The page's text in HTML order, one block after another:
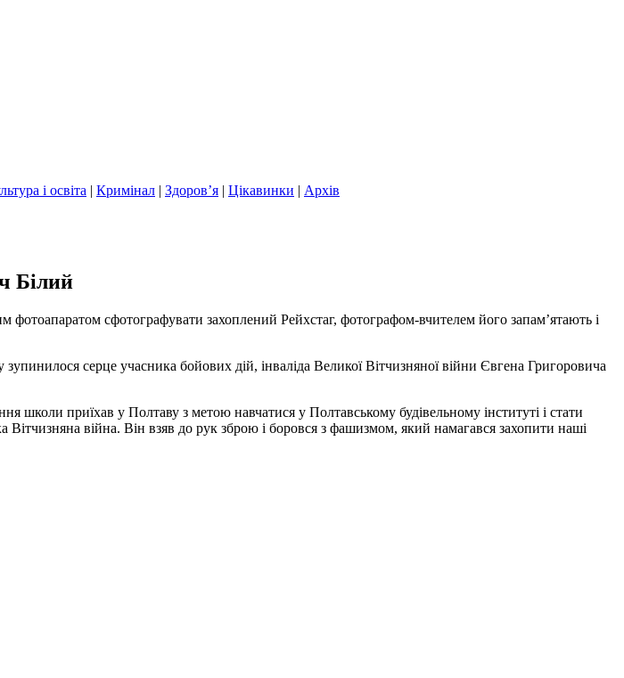
і освіта | Кримінал | Здоров’я | Цікавинки | Архів
Білий
сфотографувати захоплений Рейхстаг, фотографом-вчителем його запам’ятають і
серце учасника бойових дій, інваліда Великої Вітчизняної війни Євгена Григоровича
школи приїхав у Полтаву з метою навчатися у Полтавському будівельному інституті і стати
війна. Він взяв до рук зброю і боровся з фашизмом, який намагався захопити наші